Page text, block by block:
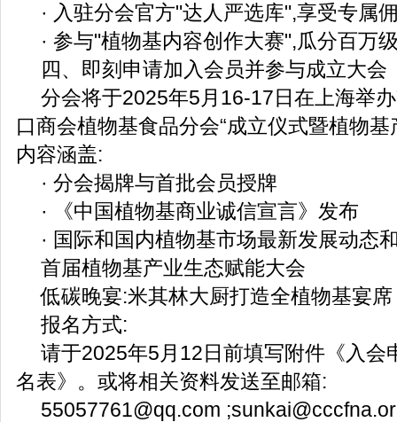
· 入驻分会官方"达人严选库",享受专属
· 参与"植物基内容创作大赛",瓜分百万
四、即刻申请加入会员并参与成立大会
分会将于2025年5月16-17日在上海举
口商会植物基食品分会“成立仪式暨植物
内容涵盖:
· 分会揭牌与首批会员授牌
· 《中国植物基商业诚信宣言》发布
· 国际和国内植物基市场最新发展动态
首届植物基产业生态赋能大会
低碳晚宴:米其林大厨打造全植物基宴席
报名方式:
请于2025年5月12日前填写附件《入会
名表》。或将相关资料发送至邮箱:
55057761@qq.com